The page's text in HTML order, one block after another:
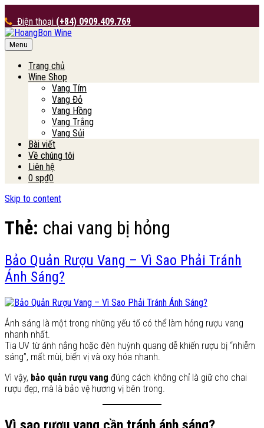
Điện thoại (+84) 0909.409.769
HoangBon Wine
Menu
Trang chủ
Wine Shop
Vang Tím
Vang Đỏ
Vang Hồng
Vang Trắng
Vang Sủi
Bài viết
Về chúng tôi
Liên hệ
0 sp₫0
Skip to content
Thẻ: chai vang bị hỏng
Bảo Quản Rượu Vang – Vì Sao Phải Tránh
Ánh Sáng?
Ánh sáng là một trong những yếu tố có thể làm hỏng rượu vang
nhanh nhất.
Tia UV từ ánh nắng hoặc đèn huỳnh quang dễ khiến rượu bị “nhiễm
sáng”, mất mùi, biến vị và oxy hóa nhanh.
Vì vậy, bảo quản rượu vang đúng cách không chỉ là giữ cho chai
rượu đẹp, mà là bảo vệ hương vị bên trong.